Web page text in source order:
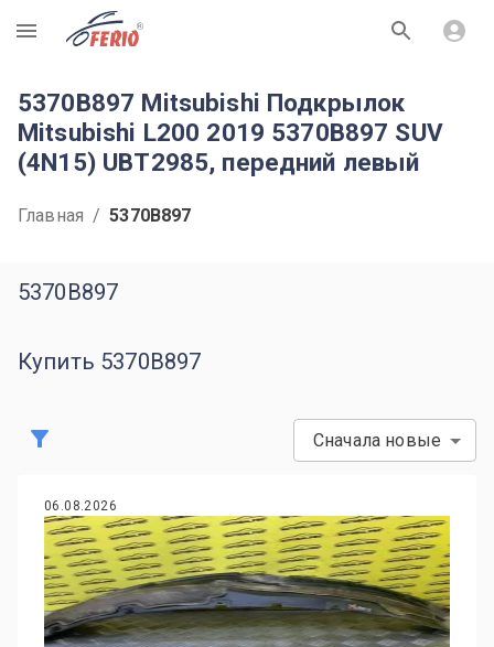
R
5370B897 Mitsubishi Подкрылок
Mitsubishi L200 2019 5370B897 SUV
(4N15) UBT2985, передний левый
Главная / 5370B897
5370B897
Купить 5370B897
Сначала новые
06.08.2026